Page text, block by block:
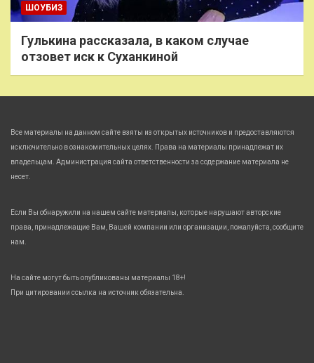
ШОУБИЗ
Гулькина рассказала, в каком случае
отзовет иск к Суханкиной
Все материалы на данном сайте взяты из открытых источников и предоставляются
исключительно в ознакомительных целях. Права на материалы принадлежат их
владельцам. Администрация сайта ответственности за содержание материала не
несет.
Если Вы обнаружили на нашем сайте материалы, которые нарушают авторские
права, принадлежащие Вам, Вашей компании или организации, пожалуйста, сообщите
нам.
На сайте могут быть опубликованы материалы 18+!
При цитировании ссылка на источник обязательна.